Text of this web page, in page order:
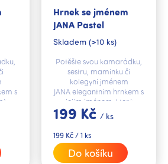
s
Hrnek se jménem
JANA Pastel
Skladem (>10 ks)
199 Kč / ks
Měrná
cena:
199 Kč / 1 ks
Do košíku
Potěšte svou kamarádku,
sestru, maminku či
kolegyni jménem
JANA elegantním hrnkem s
jejím jménem, který
ozdobí každou
domácnost.